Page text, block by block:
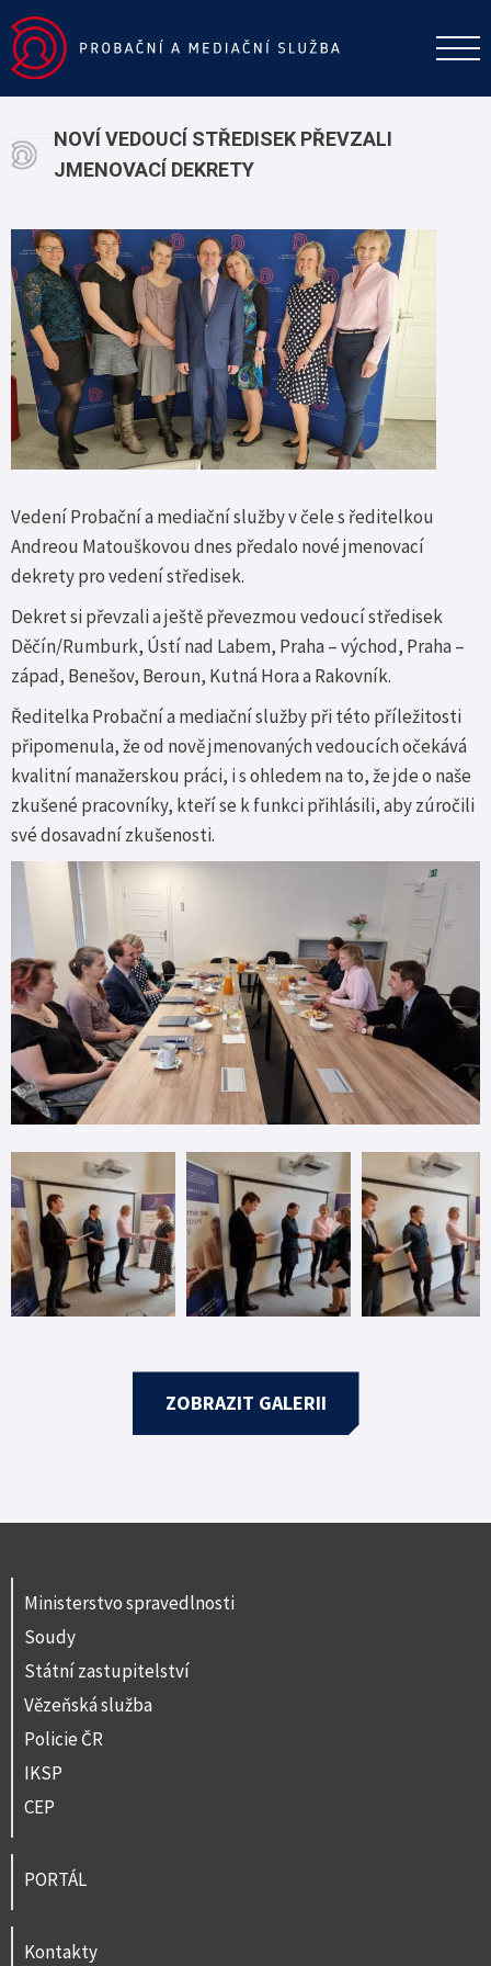
NOVÍ VEDOUCÍ STŘEDISEK PŘEVZALI
JMENOVACÍ DEKRETY
Vedení Probační a mediační služby v čele s ředitelkou
Andreou Matouškovou dnes předalo nové jmenovací
dekrety pro vedení středisek.
Dekret si převzali a ještě převezmou vedoucí středisek
Děčín/Rumburk, Ústí nad Labem, Praha – východ, Praha –
západ, Benešov, Beroun, Kutná Hora a Rakovník.
Ředitelka Probační a mediační služby při této příležitosti
připomenula, že od nově jmenovaných vedoucích očekává
kvalitní manažerskou práci, i s ohledem na to, že jde o naše
zkušené pracovníky, kteří se k funkci přihlásili, aby zúročili
své dosavadní zkušenosti.
ZOBRAZIT GALERII
Ministerstvo spravedlnosti
Soudy
Státní zastupitelství
Vězeňská služba
Policie ČR
IKSP
CEP
PORTÁL
Kontakty